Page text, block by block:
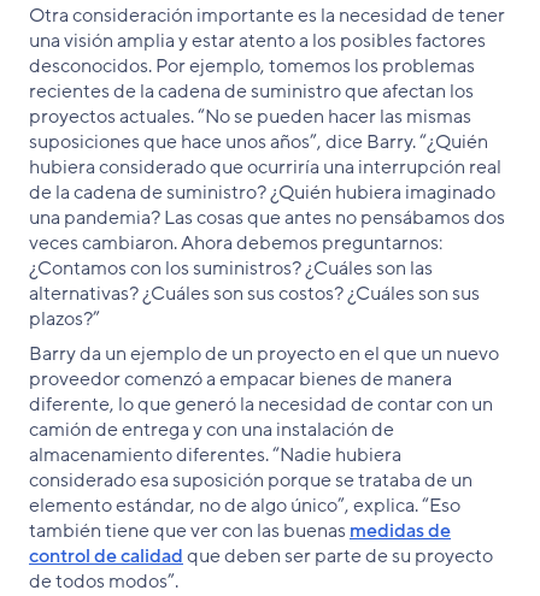
Otra consideración importante es la necesidad de tener
una visión amplia y estar atento a los posibles factores
desconocidos. Por ejemplo, tomemos los problemas
recientes de la cadena de suministro que afectan los
proyectos actuales. “No se pueden hacer las mismas
suposiciones que hace unos años”, dice Barry. “¿Quién
hubiera considerado que ocurriría una interrupción real
de la cadena de suministro? ¿Quién hubiera imaginado
una pandemia? Las cosas que antes no pensábamos dos
veces cambiaron. Ahora debemos preguntarnos:
¿Contamos con los suministros? ¿Cuáles son las
alternativas? ¿Cuáles son sus costos? ¿Cuáles son sus
plazos?”
Barry da un ejemplo de un proyecto en el que un nuevo
proveedor comenzó a empacar bienes de manera
diferente, lo que generó la necesidad de contar con un
camión de entrega y con una instalación de
almacenamiento diferentes. “Nadie hubiera
considerado esa suposición porque se trataba de un
elemento estándar, no de algo único”, explica. “Eso
también tiene que ver con las buenas medidas de
control de calidadque deben ser parte de su proyecto
de todos modos”.